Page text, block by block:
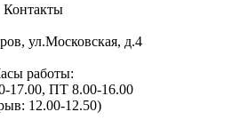
Контакты
ул.Московская, д.4
работы:
17.00, ПТ 8.00-16.00
12.00-12.50)